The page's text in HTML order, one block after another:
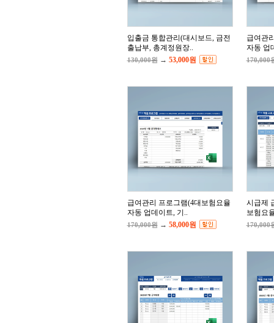
입출금 통합관리(대시보드, 금전
출납부, 총계정원장..
130,000원→ 53,000원
급여관
자동 업
170,000
급여관리 프로그램(4대보험요율
자동 업데이트, 기..
170,000원→ 58,000원
시급제
보험요
170,000